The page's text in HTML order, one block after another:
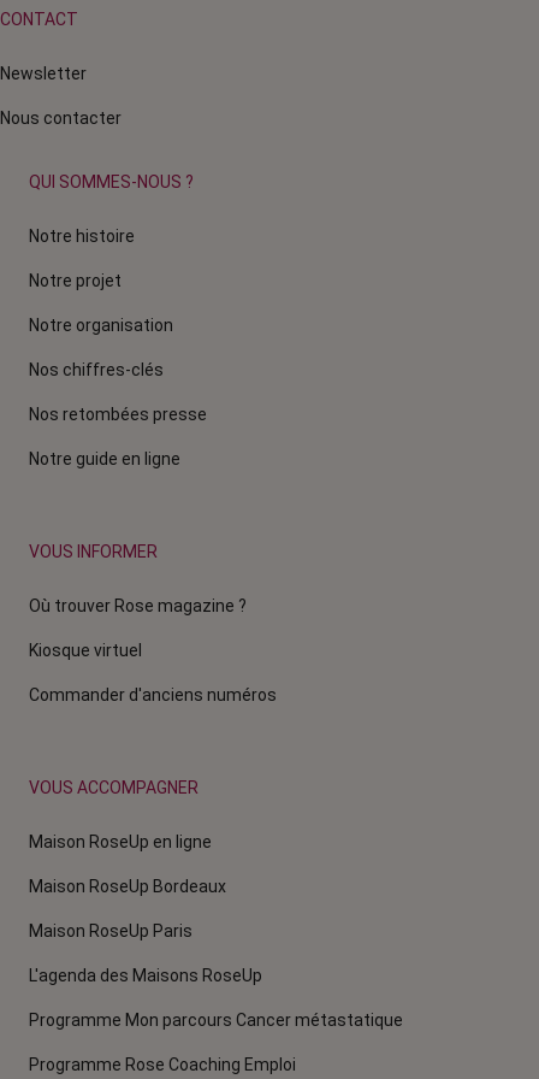
CONTACT
Newsletter
Nous contacter
QUI SOMMES-NOUS ?
Notre histoire
Notre projet
Notre organisation
Nos chiffres-clés
Nos retombées presse
Notre guide en ligne
VOUS INFORMER
Où trouver Rose magazine ?
Kiosque virtuel
Commander d'anciens numéros
VOUS ACCOMPAGNER
Maison RoseUp en ligne
Maison RoseUp Bordeaux
Maison RoseUp Paris
L'agenda des Maisons RoseUp
Programme Mon parcours Cancer métastatique
Programme Rose Coaching Emploi